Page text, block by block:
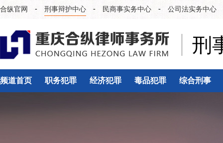
合纵官网 - 刑事辩护中心 - 民商事实务中心 - 公司法实务中心
刑
频道首页 职务犯罪 经济犯罪 毒品犯罪 综合刑事